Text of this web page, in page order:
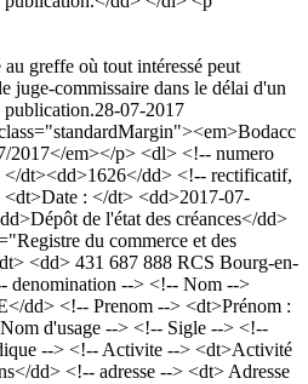
au greffe où tout intéressé peut
juge-commissaire dans le délai d'un
publication.28-07-2017
2017</em></p> <dl> <!-- numero
</dt><dd>1626</dd> <!-- rectificatif,
: </dt> <dd>2017-07-
de l'état des créances</dd>
du commerce et des
<dd> 431 687 888 RCS Bourg-en-
denomination --> <!-- Nom -->
dd> <!-- Prenom --> <dt>Prénom :
d'usage --> <!-- Sigle --> <!--
--> <!-- Activite --> <dt>Activité
dd> <!-- adresse --> <dt> Adresse